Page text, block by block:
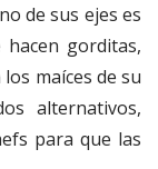
de sus ejes es
gorditas,
maíces de su
alternativos,
para que las